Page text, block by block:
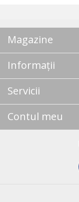
Magazine
Informații
Servicii
Contul meu